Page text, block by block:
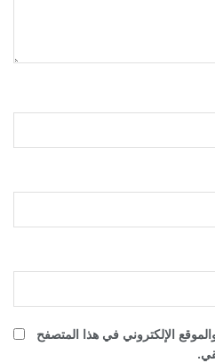
الإلكتروني في هذا المتصفح